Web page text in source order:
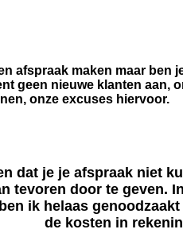
afspraak maken maar
geen nieuwe klanten aan,
onze excuses hiervoor.
dat je je afspraak niet
tevoren door te geven.
ik helaas
de kosten in